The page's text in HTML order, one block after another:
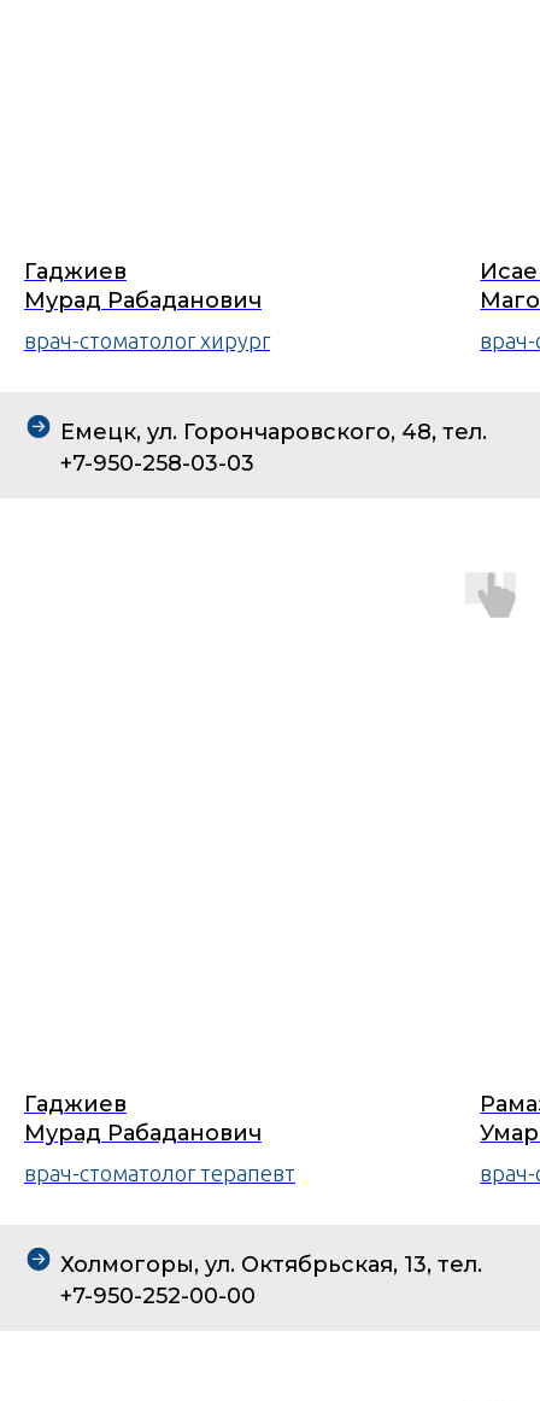
Гаджиев
Мурад Рабаданович
врач-стоматолог хирург врач-
Емецк, ул. Горончаровского, 48, тел.
+7-950-258-03-03
Гаджиев
Мурад Рабаданович
врач-стоматолог терапевт врач-
Холмогоры, ул. Октябрьская, 13, тел.
+7-950-252-00-00